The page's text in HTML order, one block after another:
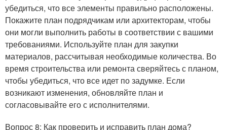
убедиться, что все элементы правильно расположены.
Покажите план подрядчикам или архитекторам, чтобы
они могли выполнить работы в соответствии с вашими
требованиями. Используйте план для закупки
материалов, рассчитывая необходимые количества. Во
время строительства или ремонта сверяйтесь с планом,
чтобы убедиться, что все идет по задумке. Если
возникают изменения, обновляйте план и
согласовывайте его с исполнителями.
Вопрос 8: Как проверить и исправить план дома?